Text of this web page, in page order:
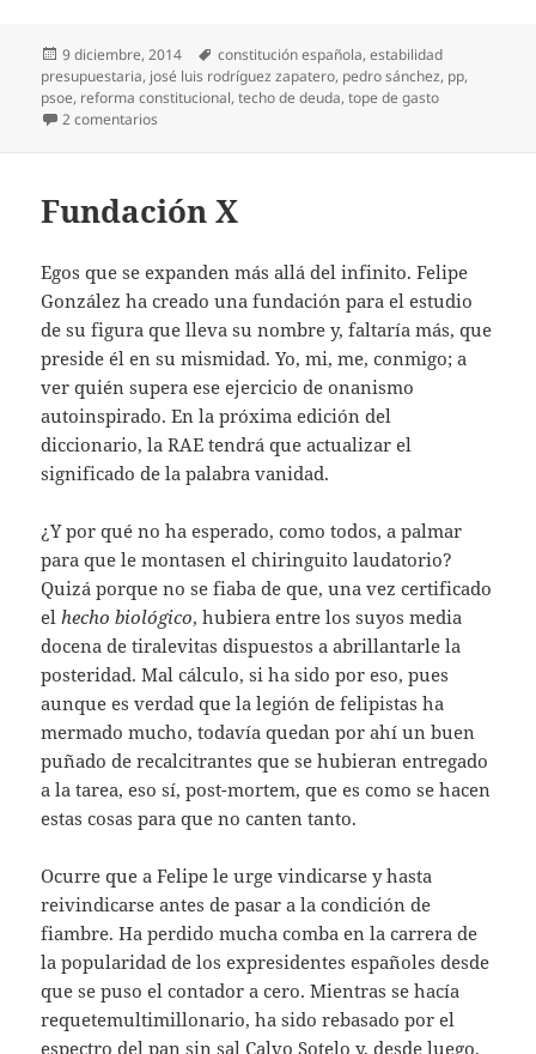
Publicado
el
9 diciembre, 2014 Etiquetas
constitución española,estabilidad
presupuestaria, josé luis rodríguez zapatero, pedro sánchez, pp,
psoe, reforma constitucional,techo de deuda,tope de gasto
2 comentarios
Fundación X
Egos que se expanden más allá del infinito. Felipe
González ha creado una fundación para el estudio
de su figura que lleva su nombre y, faltaría más, que
preside él en su mismidad. Yo, mi, me, conmigo; a
ver quién supera ese ejercicio de onanismo
autoinspirado. En la próxima edición del
diccionario, la RAE tendrá que actualizar el
significado de la palabra vanidad.
¿Y por qué no ha esperado, como todos, a palmar
para que le montasen el chiringuito laudatorio?
Quizá porque no se fiaba de que, una vez certificado
el hecho biológico, hubiera entre los suyos media
docena de tiralevitas dispuestos a abrillantarle la
posteridad. Mal cálculo, si ha sido por eso, pues
aunque es verdad que la legión de felipistas ha
mermado mucho, todavía quedan por ahí un buen
puñado de recalcitrantes que se hubieran entregado
a la tarea, eso sí, post-mortem, que es como se hacen
estas cosas para que no canten tanto.
Ocurre que a Felipe le urge vindicarse y hasta
reivindicarse antes de pasar a la condición de
fiambre. Ha perdido mucha comba en la carrera de
la popularidad de los expresidentes españoles desde
que se puso el contador a cero. Mientras se hacía
requetemultimillonario, ha sido rebasado por el
espectro del pan sin sal Calvo Sotelo y, desde luego,